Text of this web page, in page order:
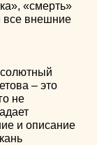
«смерть»
все внешние
– это
не
и описание